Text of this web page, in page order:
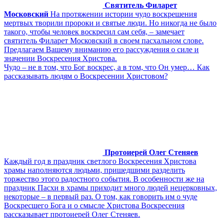
Святитель Филарет
Московский На протяжении истории чудо воскрешения
мертвых творили пророки и святые люди. Но никогда не было
такого, чтобы человек воскресил сам себя, – замечает
святитель Филарет Московский в своем пасхальном слове.
Предлагаем Вашему вниманию его рассуждения о силе и
значении Воскресения Христова.
Чудо – не в том, что Бог воскрес, а в том, что Он умер… Как
рассказывать людям о Воскресении Христовом?
Протоиерей Олег Стеняев
Каждый год в праздник светлого Воскресения Христова
храмы наполняются людьми, пришедшими разделить
торжество этого радостного события. В особенности же на
праздник Пасхи в храмы приходит много людей нецерковных,
некоторые – в первый раз. О том, как говорить им о чуде
Воскресшего Бога и о смысле Христова Воскресения
рассказывает протоиерей Олег Стеняев.